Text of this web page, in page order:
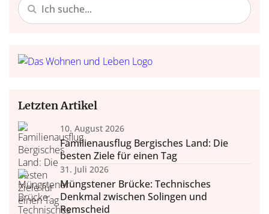
Letzten Artikel
10. August 2026
Familienausflug Bergisches Land: Die
besten Ziele für einen Tag
31. Juli 2026
Müngstener Brücke: Technisches
Denkmal zwischen Solingen und
Remscheid